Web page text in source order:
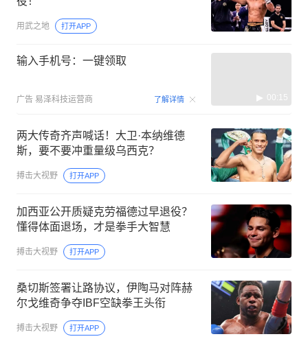
用武之地 打开APP
输入手机号：一键领取
广告 易泽科技运营商 了解详情 00:15
两大传奇齐声喊话！大卫·本纳维德
斯，要不要冲重量级乌西克？
搏击大视野 打开APP
加西亚公开质疑克劳福德过早退役？
懂得体面退场，才是拳手大智慧
搏击大视野 打开APP
桑切斯签署让路协议，伊陶马对阵赫
尔戈维奇争夺IBF空缺拳王头衔
搏击大视野 打开APP